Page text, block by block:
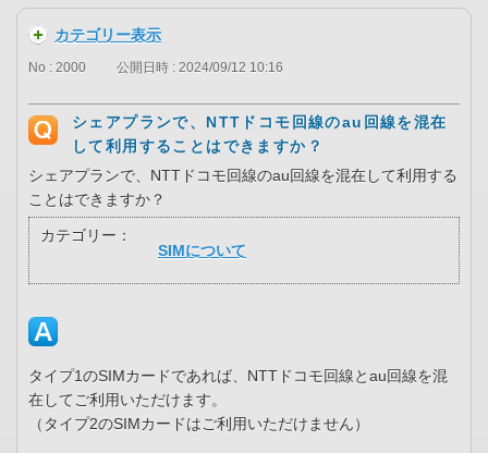
カテゴリー表示
No : 2000 公開日時 : 2024/09/12 10:16
シェアプランで、NTTドコモ回線のau回線を混在
して利用することはできますか？
シェアプランで、NTTドコモ回線のau回線を混在して利用する
ことはできますか？
カテゴリー：
SIMについて
タイプ1のSIMカードであれば、NTTドコモ回線とau回線を混
在してご利用いただけます。
（タイプ2のSIMカードはご利用いただけません）